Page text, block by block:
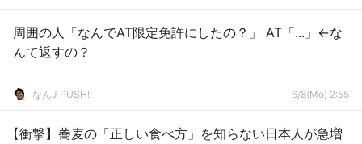
周囲の人「なんでAT限定免許にしたの？」 AT「...」←な
んて返すの？
なんJ PUSH!! 6/8(Mo) 2:55
【衝撃】蕎麦の「正しい食べ方」を知らない日本人が急増